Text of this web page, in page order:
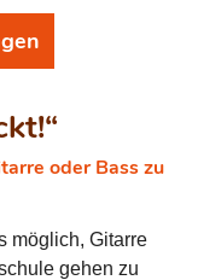
oder Bass zu
möglich, Gitarre
gehen zu